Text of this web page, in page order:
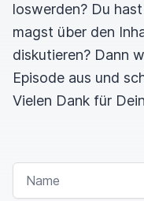
loswerden? Du
magst über den
diskutieren? Dann
Episode aus und
Vielen Dank für
NAME